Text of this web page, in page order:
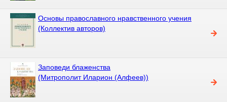
Основы православного нравственного учения
(Коллектив авторов)
Заповеди блаженства
(Митрополит Иларион (Алфеев))